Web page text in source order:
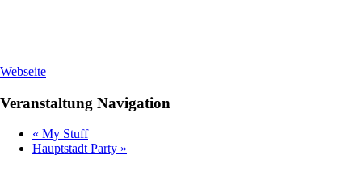
Webseite
Veranstaltung Navigation
« My Stuff
Hauptstadt Party »